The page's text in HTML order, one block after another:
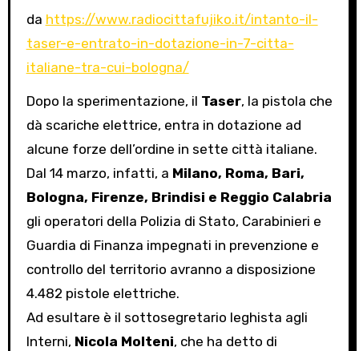
da https://www.radiocittafujiko.it/intanto-il-
taser-e-entrato-in-dotazione-in-7-citta-
italiane-tra-cui-bologna/
Dopo la sperimentazione, il Taser, la pistola che
dà scariche elettrice, entra in dotazione ad
alcune forze dell’ordine in sette città italiane.
Dal 14 marzo, infatti, a Milano, Roma, Bari,
Bologna, Firenze, Brindisi e Reggio Calabria
gli operatori della Polizia di Stato, Carabinieri e
Guardia di Finanza impegnati in prevenzione e
controllo del territorio avranno a disposizione
4.482 pistole elettriche.
Ad esultare è il sottosegretario leghista agli
Interni, Nicola Molteni, che ha detto di